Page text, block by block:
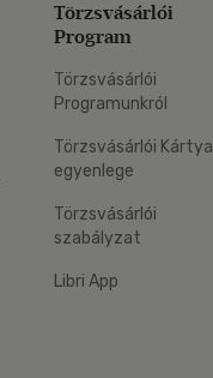
Törzsvásárlói
Program
Törzsvásárlói
Programunkról
Törzsvásárlói Kártya
egyenlege
Törzsvásárlói
szabályzat
Libri App